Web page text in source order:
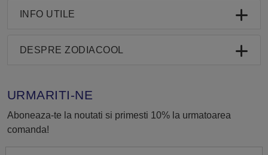
INFO UTILE
DESPRE ZODIACOOL
URMARITI-NE
Aboneaza-te la noutati si primesti 10% la urmatoarea
comanda!